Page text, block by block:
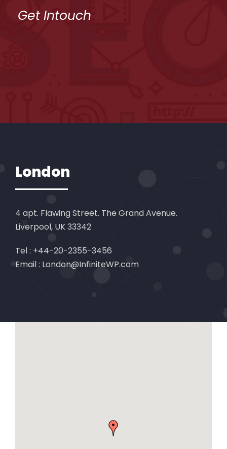
Get Intouch
London
4 apt. Flawing Street. The Grand Avenue.
Liverpool, UK 33342
Tel : +44-20-2355-3456
Email : London@InfiniteWP.com